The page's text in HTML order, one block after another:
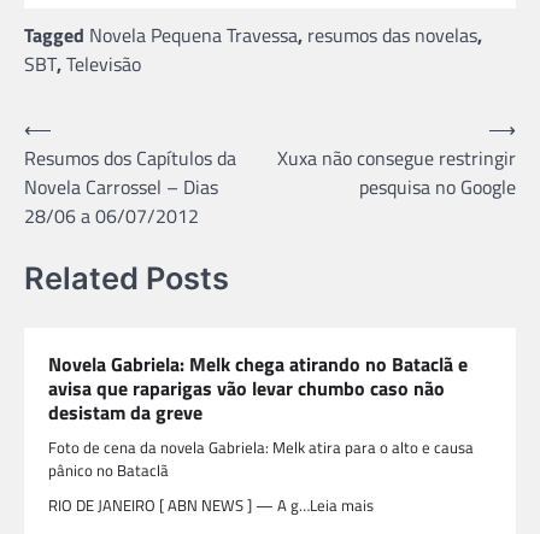
Tagged Novela Pequena Travessa, resumos das novelas,
SBT,Televisão
Navegação
de
Post
⟵
Resumos dos Capítulos da
Novela Carrossel – Dias
28/06 a 06/07/2012
Xuxa não consegue restringir
pesquisa no Google
⟶
Related Posts
Novela Gabriela: Melk chega atirando no Bataclã e
avisa que raparigas vão levar chumbo caso não
desistam da greve
Foto de cena da novela Gabriela: Melk atira para o alto e causa
pânico no Bataclã
RIO DE JANEIRO [ ABN NEWS ] — A g…Leia mais